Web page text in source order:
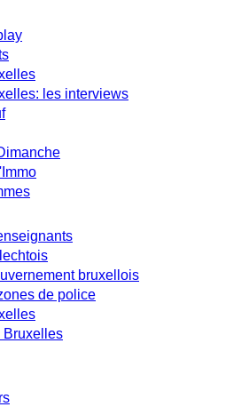
les interviews
bruxellois
de police
Bruxelles